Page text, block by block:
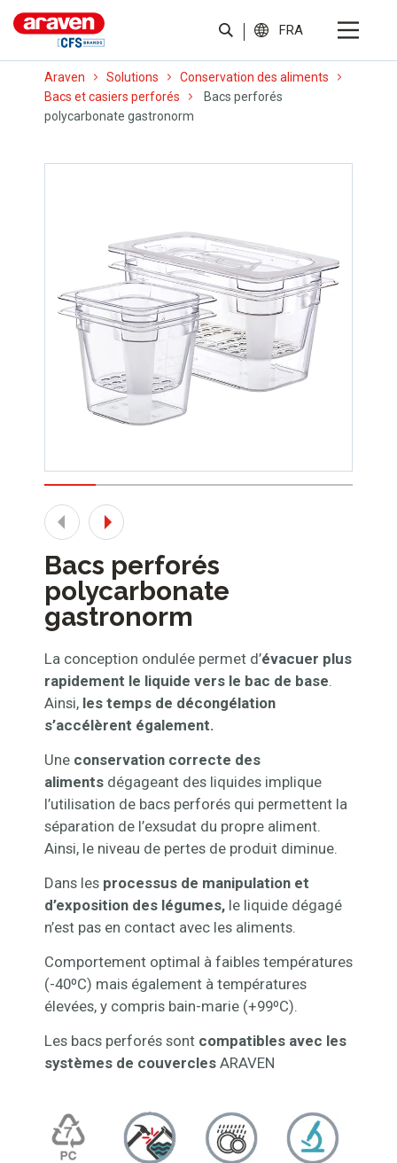
FRA
Araven Solutions
Conservation des aliments
Bacs et casiers perforés
Bacs perforés
polycarbonate gastronorm
Bacs perforés
polycarbonate
gastronorm
La conception ondulée permet d’évacuer plus
rapidement le liquide vers le bac de base.
Ainsi, les temps de décongélation
s’accélèrent également.
Une conservation correcte des
aliments dégageant des liquides implique
l’utilisation de bacs perforés qui permettent la
séparation de l’exsudat du propre aliment.
Ainsi, le niveau de pertes de produit diminue.
Dans les processus de manipulation et
d’exposition des légumes, le liquide dégagé
n’est pas en contact avec les aliments.
Comportement optimal à faibles températures
(-40ºC) mais également à températures
élevées, y compris bain-marie (+99ºC).
Les bacs perforés sont compatibles avec les
systèmes de couvercles ARAVEN